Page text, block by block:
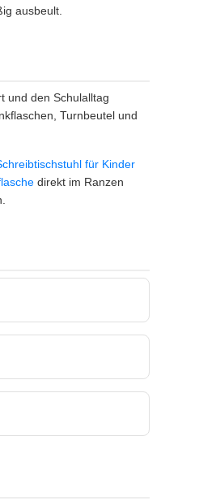
ausbeult.
und den Schulalltag
Turnbeutel und
für Kinder
direkt im Ranzen